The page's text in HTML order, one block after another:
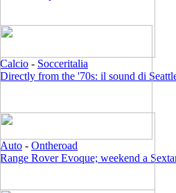
Calcio - Socceritalia
Directly from the '70s: il sound di
Auto - Ontheroad
Range Rover Evoque; weekend a